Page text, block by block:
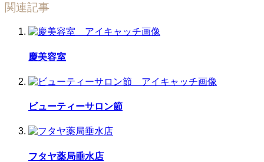
関連記事
慶美容室
ビューティーサロン節
フタヤ薬局垂水店